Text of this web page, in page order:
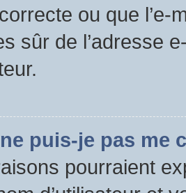
ou que l’e-
sûr de l’adresse
puis-je pas me
pourraient